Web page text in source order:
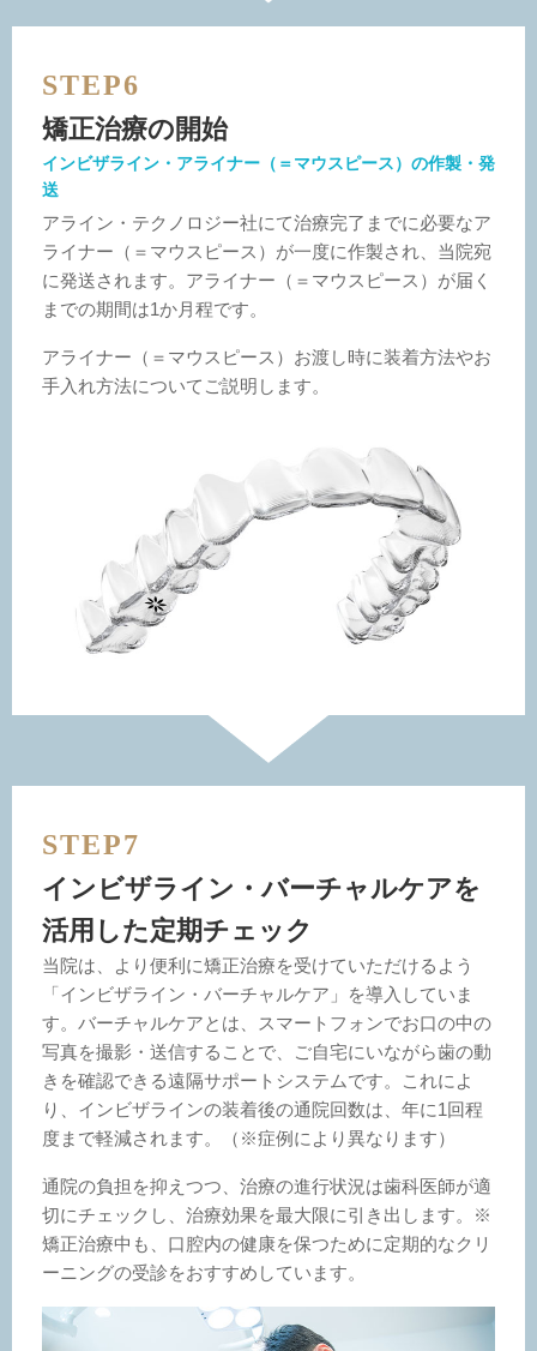
STEP6
矯正治療の開始
インビザライン・アライナー（＝マウスピース）の作製・発
送
アライン・テクノロジー社にて治療完了までに必要なア
ライナー（＝マウスピース）が一度に作製され、当院宛
に発送されます。アライナー（＝マウスピース）が届く
までの期間は1か月程です。
アライナー（＝マウスピース）お渡し時に装着方法やお
手入れ方法についてご説明します。
STEP7
インビザライン・バーチャルケアを
活用した定期チェック
当院は、より便利に矯正治療を受けていただけるよう
「インビザライン・バーチャルケア」を導入していま
す。バーチャルケアとは、スマートフォンでお口の中の
写真を撮影・送信することで、ご自宅にいながら歯の動
きを確認できる遠隔サポートシステムです。これによ
り、インビザラインの装着後の通院回数は、年に1回程
度まで軽減されます。（※症例により異なります）
通院の負担を抑えつつ、治療の進行状況は歯科医師が適
切にチェックし、治療効果を最大限に引き出します。※
矯正治療中も、口腔内の健康を保つために定期的なクリ
ーニングの受診をおすすめしています。